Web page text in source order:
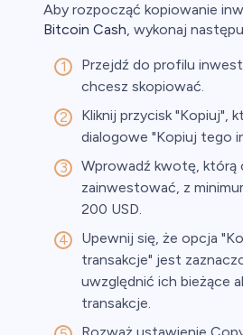
Aby rozpocząć kopiowanie
Bitcoin Cash, wykonaj
Przejdź do profilu
chcesz skopiować.
Kliknij przycisk "Kopiuj",
dialogowe "Kopiuj tego
Wprowadź kwotę, którą
zainwestować, z
200 USD.
Upewnij się, że opcja
transakcje" jest
uwzględnić ich bieżące
transakcje.